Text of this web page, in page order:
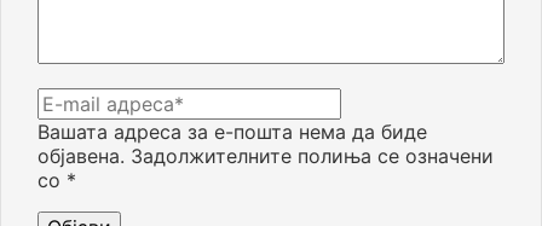
Вашата адреса за е-пошта нема да биде
објавена. Задолжителните полиња се означени
со *